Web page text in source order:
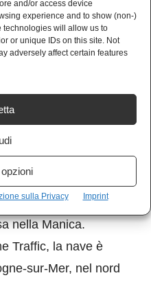
and/or access device
experience and to show (non-)
technologies will allow us to
or unique IDs on this site. Not
adversely affect certain features
sulla Privacy Imprint
dalla Francia.
diplomatico tra
ripora
Ria Novosti,
ha chiesto
in merito al
nella Manica.
Traffic, la nave è
sur-Mer, nel nord